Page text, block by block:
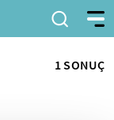
1 SONUÇ